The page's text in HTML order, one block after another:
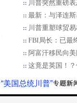
川普突然重磅
最新：与泽连
川普重塑球贸
FBI局长：已最
阿富汗移民向
这竟是英国！
“美国总统川普”